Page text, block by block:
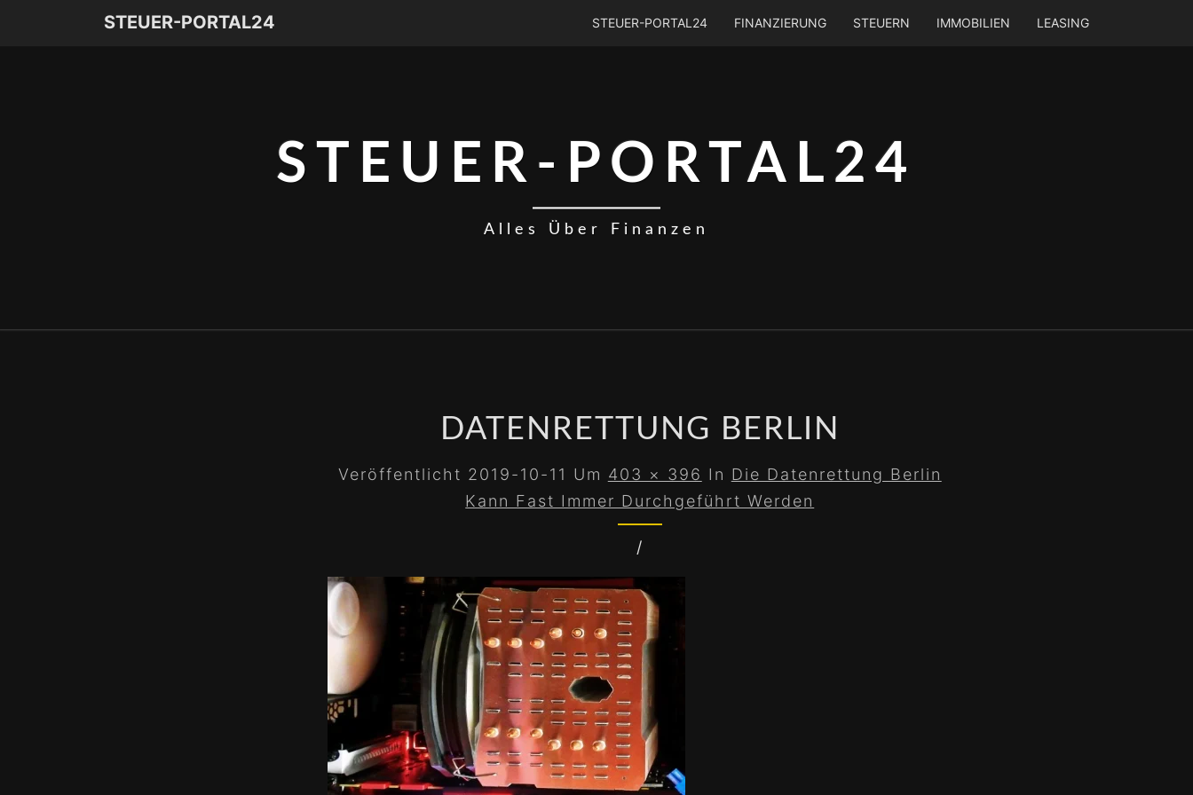
STEUER-PORTAL24 STEUER-PORTAL24 FINANZIERUNG STEUERN IMMOBILIEN LEASING
STEUER-PORTAL24
Alles Über Finanzen
DATENRETTUNG BERLIN
Veröffentlicht 2019-10-11 Um 403 × 396 In Die Datenrettung Berlin
Kann Fast Immer Durchgeführt Werden
/